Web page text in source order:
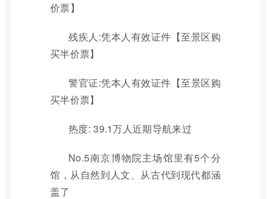
价票】
残疾人:凭本人有效证件【至景区购
买半价票】
警官证:凭本人有效证件【至景区购
买半价票】
热度: 39.1万人近期导航来过
No.5南京博物院主场馆里有5个分
馆，从自然到人文、从古代到现代都涵
盖了